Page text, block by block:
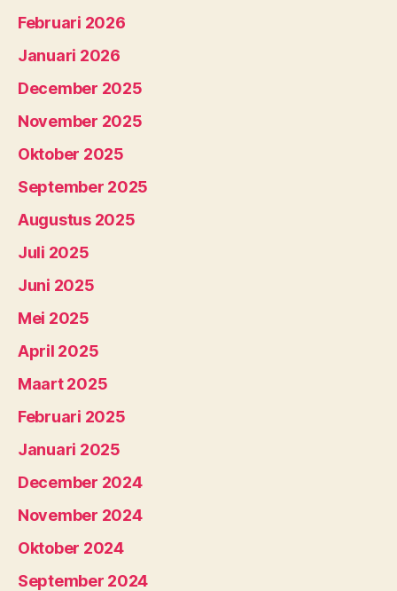
Februari 2026
Januari 2026
December 2025
November 2025
Oktober 2025
September 2025
Augustus 2025
Juli 2025
Juni 2025
Mei 2025
April 2025
Maart 2025
Februari 2025
Januari 2025
December 2024
November 2024
Oktober 2024
September 2024